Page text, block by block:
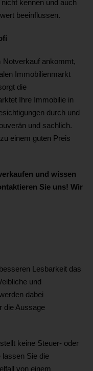
kennen und auch
beeinflussen.
Notverkauf ankommt,
Immobilienmarkt
die
Ihre Immobilie in
durch und
und sachlich.
einem guten Preis
und wissen
Sie uns! Wir
Lesbarkeit das
und
dabei
die Aussage
keine Steuer- oder
lassen Sie die
von einem